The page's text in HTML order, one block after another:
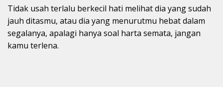
Tidak usah terlalu berkecil hati melihat dia yang sudah
jauh ditasmu, atau dia yang menurutmu hebat dalam
segalanya, apalagi hanya soal harta semata, jangan
kamu terlena.